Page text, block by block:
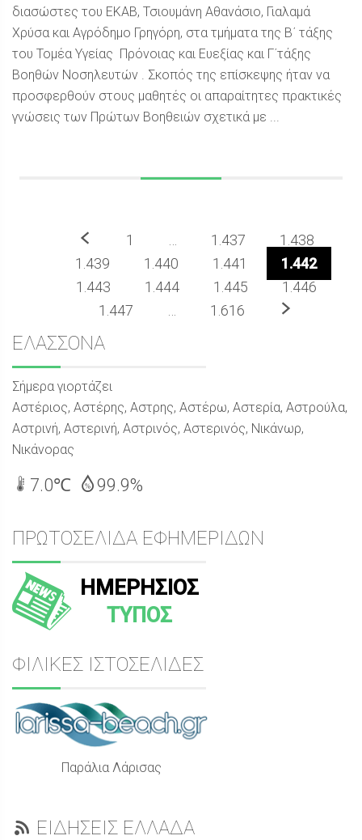
διασώστες του ΕΚΑΒ, Τσιουμάνη Αθανάσιο, Γιαλαμά
Χρύσα και Αγρόδημο Γρηγόρη, στα τμήματα της Β΄ τάξης
του Τομέα Υγείας Πρόνοιας και Ευεξίας και Γ΄τάξης
Βοηθών Νοσηλευτών . Σκοπός της επίσκεψης ήταν να
προσφερθούν στους μαθητές οι απαραίτητες πρακτικές
γνώσεις των Πρώτων Βοηθειών σχετικά με ...
Προηγούμενο
1 … 1.437
1.438
1.439
1.440 1.441
1.442
1.443
1.444 1.445
1.446
1.447
… 1.616 Επόμενο
Sidebar
ΕΛΑΣΣΟΝΑ
Σήμερα γιορτάζει
Αστέριος, Αστέρης, Αστρης, Αστέρω, Αστερία, Αστρούλα,
Αστρινή, Αστερινή, Αστρινός, Αστερινός, Νικάνωρ,
Νικάνορας
7.0℃ 99.9%
ΠΡΩΤΟΣΕΛΙΔΑ ΕΦΗΜΕΡΙΔΩΝ
ΗΜΕΡΗΣΙΟΣ
ΤΥΠΟΣ
ΦΙΛΙΚΕΣ ΙΣΤΟΣΕΛΙΔΕΣ
Παράλια Λάρισας
ΕΙΔΗΣΕΙΣ ΕΛΛΑΔΑ